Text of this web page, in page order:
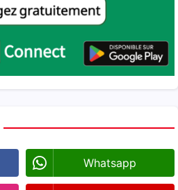
Whatsapp